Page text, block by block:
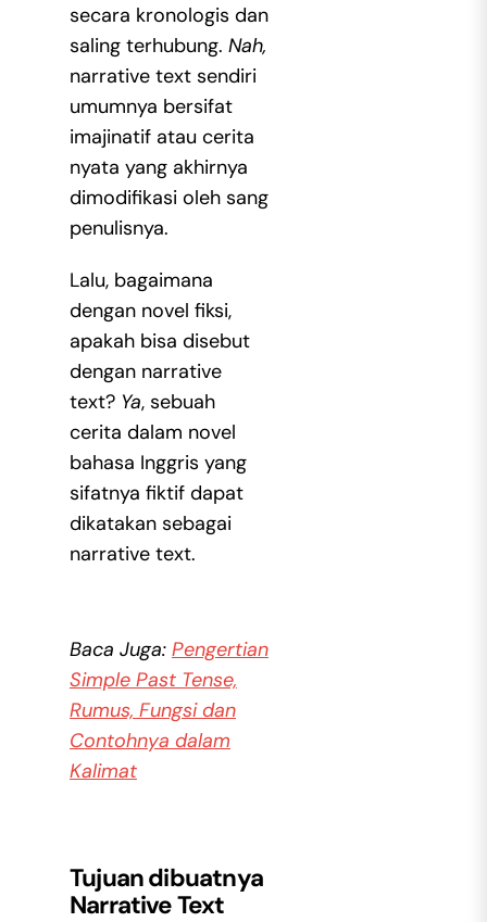
secara kronologis dan
saling terhubung. Nah,
narrative text sendiri
umumnya bersifat
imajinatif atau cerita
nyata yang akhirnya
dimodifikasi oleh sang
penulisnya.
Lalu, bagaimana
dengan novel fiksi,
apakah bisa disebut
dengan narrative
text? Ya, sebuah
cerita dalam novel
bahasa Inggris yang
sifatnya fiktif dapat
dikatakan sebagai
narrative text.
Baca Juga: Pengertian
Simple Past Tense,
Rumus, Fungsi dan
Contohnya dalam
Kalimat
Tujuan dibuatnya
Narrative Text